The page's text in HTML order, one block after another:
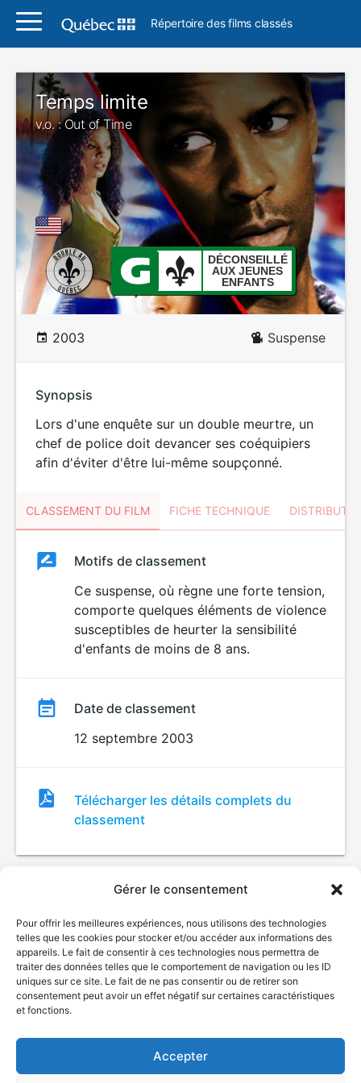
Gérer le consentement
Pour offrir les meilleures expériences, nous utilisons des technologies
telles que les cookies pour stocker et/ou accéder aux informations des
appareils. Le fait de consentir à ces technologies nous permettra de
traiter des données telles que le comportement de navigation ou les ID
uniques sur ce site. Le fait de ne pas consentir ou de retirer son
consentement peut avoir un effet négatif sur certaines caractéristiques
et fonctions.
Accepter
Répertoire des films classés
Temps limite
v.o. : Out of Time
DÉCONSEILLÉ
AUX JEUNES
ENFANTS
2003 Suspense
Synopsis
Lors d'une enquête sur un double meurtre, un
chef de police doit devancer ses coéquipiers
afin d'éviter d'être lui-même soupçonné.
CLASSEMENT DU FILM FICHE TECHNIQUE
ClassementClassement
DÉCONSEILLÉ
AUX JEUNES
ENFANTS
Motifs de classement
Ce suspense, où règne une forte tension,
comporte quelques éléments de violence
susceptibles de heurter la sensibilité
d'enfants de moins de 8 ans.
Date de classement
12 septembre 2003
Fichier
de
classement
Télécharger les détails complets du
classement
© Gouvernement du Québec, 2026
Plan du site
Accessibilité
Accès à l'information